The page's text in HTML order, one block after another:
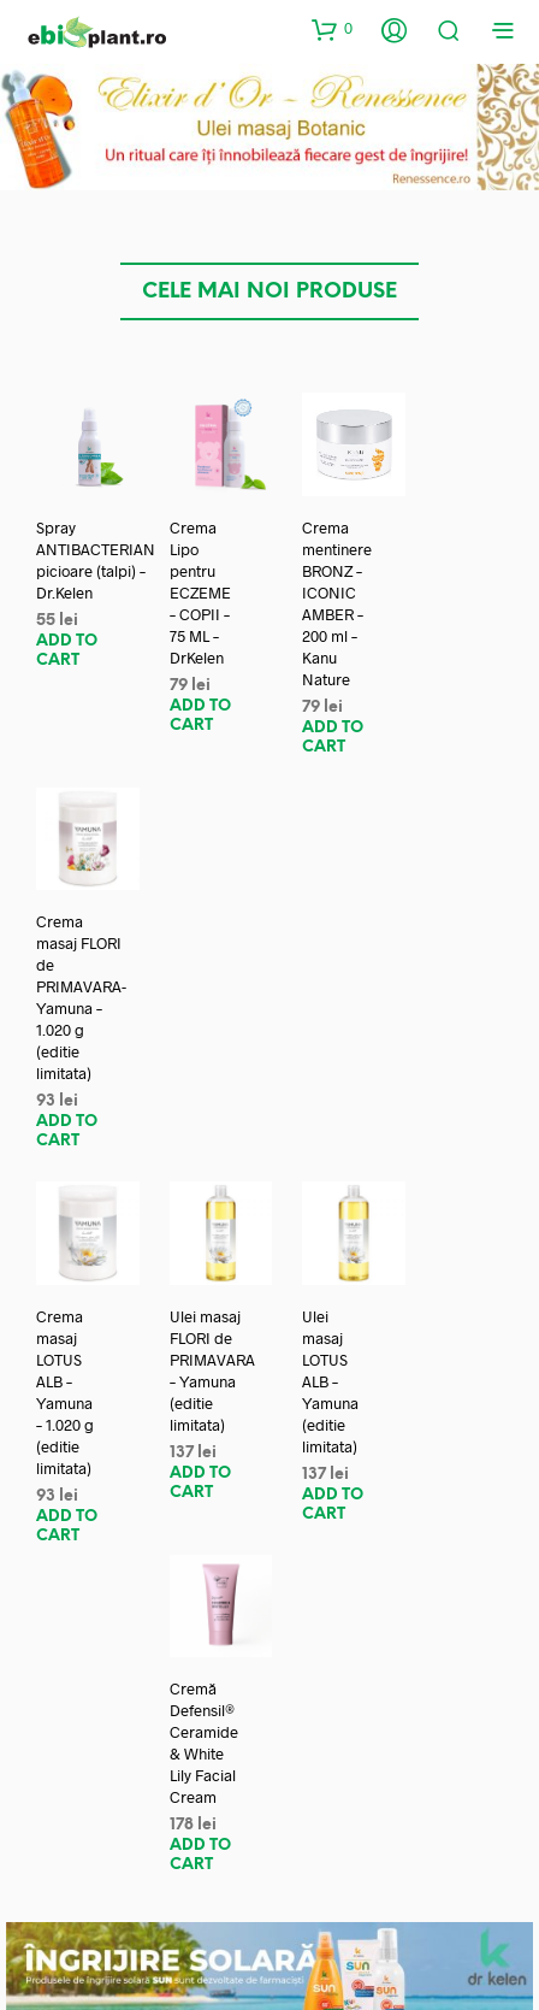
0
CELE MAI NOI PRODUSE
Spray
ANTIBACTERIAN
picioare (talpi) –
Dr.Kelen
55 lei
ADD TO
CART
Crema
Lipo
pentru
ECZEME
– COPII –
75 ML –
DrKelen
79 lei
ADD TO
CART
Crema
mentinere
BRONZ –
ICONIC
AMBER –
200 ml –
Kanu
Nature
79 lei
ADD TO
CART
Crema
masaj FLORI
de
PRIMAVARA-
Yamuna –
1.020 g
(editie
limitata)
93
lei
ADD TO
CART
Crema
masaj
LOTUS
ALB –
Yamuna
– 1.020 g
(editie
limitata)
93
lei
ADD TO
CART
Ulei masaj
FLORI de
PRIMAVARA
– Yamuna
(editie
limitata)
137 lei
ADD TO
CART
Ulei
masaj
LOTUS
ALB –
Yamuna
(editie
limitata)
137 lei
ADD TO
CART
Cremă
Defensil®
Ceramide
& White
Lily Facial
Cream
178 lei
ADD TO
CART